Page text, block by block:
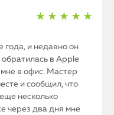
★ ★ ★ ★ ★
года, и недавно он
в Apple
в офис. Мастер
и сообщил, что
несколько
через два дня мне